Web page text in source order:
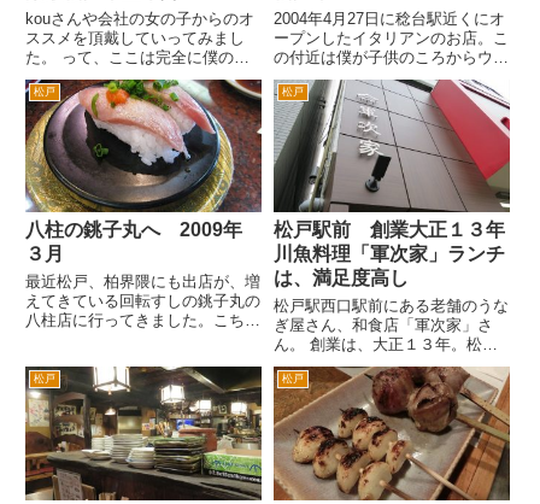
kouさんや会社の女の子からのオ
ススメを頂戴していってみまし
た。 って、ここは完全に僕の地
元中の地元なんですが、知りませ
んでした(^^; 最近のお店なんで
しょうかね。でもそんなに新しい
お店という感じでもないですが。
場所は、ＪＲ北松戸駅のロ...
2004年4月27日に稔台駅近くにオ
ープンしたイタリアンのお店。こ
の付近は僕が子供のころからウロ
ウロしていた場所ですが、昔は文
房具屋さんか何かだったんんじゃ
ないかなと思います。活気ある稔
台商店街の一角です。 場所は、
新京成電鉄の稔台駅を降り...
松戸
八柱の銚子丸へ 2009年
３月
最近松戸、柏界隈にも出店が、増
えてきている回転すしの銚子丸の
八柱店に行ってきました。こちら
曜日のお昼に行ったので、混雑を
避けるため早めに行きました。幸
い駐車場は、すぐ入れました。
で...
松戸
松戸駅前 創業大正１３年
川魚料理「軍次家」ランチ
は、満足度高し
松戸駅西口駅前にある老舗のうな
ぎ屋さん、和食店「軍次家」さ
ん。 創業は、大正１３年。松戸
の地で90年以上営業してらっし
ゃる老舗です。 僕は松戸生ま
れ。松戸生活は長いし、ここは何
度も通っている駅前なんですが、
知りませんでした。今まで気づか
ず...
松戸 松戸